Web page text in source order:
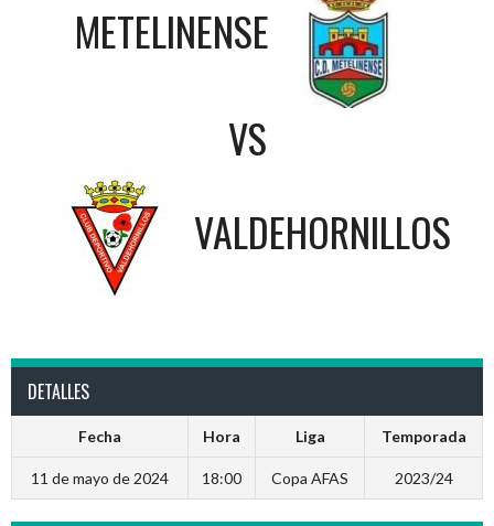
METELINENSE
VS
VALDEHORNILLOS
DETALLES
Fecha Hora Liga Temporada
11 de mayo de 2024 18:00 Copa AFAS 2023/24